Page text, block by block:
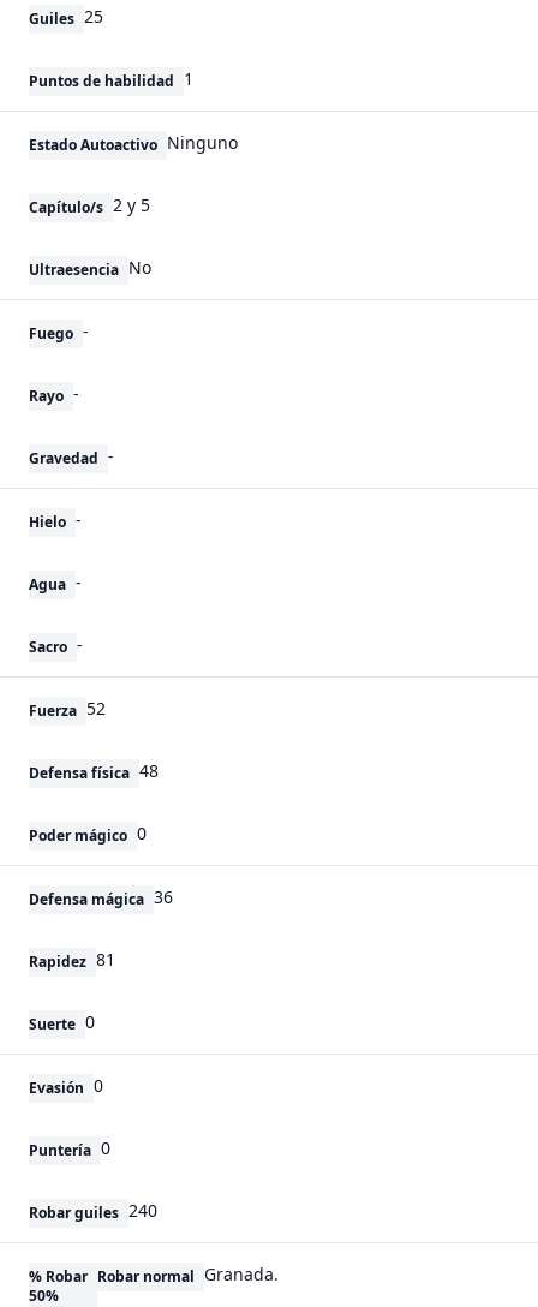
Guiles 25
Puntos de habilidad 1
Estado Autoactivo Ninguno
Capítulo/s 2 y 5
Ultraesencia No
Fuego -
Rayo -
Gravedad -
Hielo -
Agua -
Sacro -
Fuerza 52
Defensa física 48
Poder mágico 0
Defensa mágica 36
Rapidez 81
Suerte 0
Evasión 0
Puntería 0
Robar guiles 240
% Robar
50%
Robar normal Granada.